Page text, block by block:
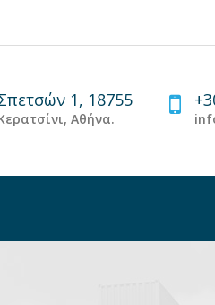
1, 18755
Αθήνα.